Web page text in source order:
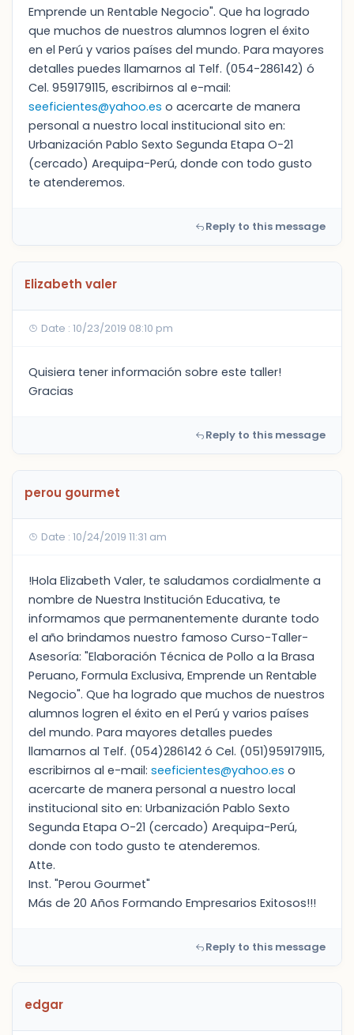
Emprende un Rentable Negocio". Que ha logrado
que muchos de nuestros alumnos logren el éxito
en el Perú y varios países del mundo. Para mayores
detalles puedes llamarnos al Telf. (054-286142) ó
Cel. 959179115, escribirnos al e-mail:
seeficientes@yahoo.es o acercarte de manera
personal a nuestro local institucional sito en:
Urbanización Pablo Sexto Segunda Etapa O-21
(cercado) Arequipa-Perú, donde con todo gusto
te atenderemos.
Reply to this message
Elizabeth valer
Date : 10/23/2019 08:10 pm
Quisiera tener información sobre este taller!
Gracias
Reply to this message
perou gourmet
Date : 10/24/2019 11:31 am
!Hola Elizabeth Valer, te saludamos cordialmente a
nombre de Nuestra Institución Educativa, te
informamos que permanentemente durante todo
el año brindamos nuestro famoso Curso-Taller-
Asesoría: "Elaboración Técnica de Pollo a la Brasa
Peruano, Formula Exclusiva, Emprende un Rentable
Negocio". Que ha logrado que muchos de nuestros
alumnos logren el éxito en el Perú y varios países
del mundo. Para mayores detalles puedes
llamarnos al Telf. (054)286142 ó Cel. (051)959179115,
escribirnos al e-mail: seeficientes@yahoo.es o
acercarte de manera personal a nuestro local
institucional sito en: Urbanización Pablo Sexto
Segunda Etapa O-21 (cercado) Arequipa-Perú,
donde con todo gusto te atenderemos.
Atte.
Inst. "Perou Gourmet"
Más de 20 Años Formando Empresarios Exitosos!!!
Reply to this message
edgar